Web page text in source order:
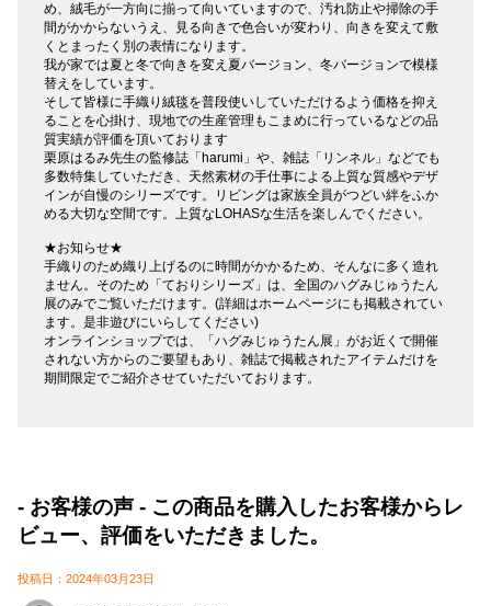
め、絨毛が一方向に揃って向いていますので、汚れ防止や掃除の手
間がかからないうえ、見る向きで色合いが変わり、向きを変えて敷
くとまったく別の表情になります。
我が家では夏と冬で向きを変え夏バージョン、冬バージョンで模様
替えをしています。
そして皆様に手織り絨毯を普段使いしていただけるよう価格を抑え
ることを心掛け、現地での生産管理もこまめに行っているなどの品
質実績が評価を頂いております
栗原はるみ先生の監修誌「harumi」や、雑誌「リンネル」などでも
多数特集していただき、天然素材の手仕事による上質な質感やデザ
インが自慢のシリーズです。リビングは家族全員がつどい絆をふか
める大切な空間です。上質なLOHASな生活を楽しんでください。
★お知らせ★
手織りのため織り上げるのに時間がかかるため、そんなに多く造れ
ません。そのため「ておりシリーズ」は、全国のハグみじゅうたん
展のみでご覧いただけます。(詳細はホームページにも掲載されてい
ます。是非遊びにいらしてください)
オンラインショップでは、「ハグみじゅうたん展」がお近くで開催
されない方からのご要望もあり、雑誌で掲載されたアイテムだけを
期間限定でご紹介させていただいております。
- お客様の声 - この商品を購入したお客様からレ
ビュー、評価をいただきました。
投稿日：2024年03月23日